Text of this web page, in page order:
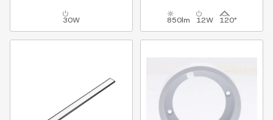
30W 850lm 12W 120°